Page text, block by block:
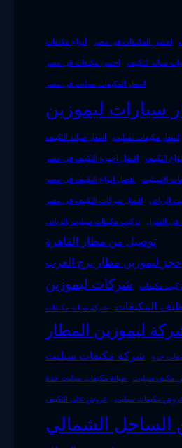
أنواع مكيفات احسن المكيفات في مصر
احسن مكيفات في مصر صيانة التكييف
اسعار المكيفات سبليت في مصر
سيارات ليموزين
اسعار صيانة التكييف اسعار مكيفات سبليت
افضل اجهزة التكييف فى مصر التكييف
افضل انواع التكييف فى مصر الاسبليت
افضل شركات التكييف في مصر الرياض
تركيب مكيفات سبليت بالرياض في المنزل
توصيل من مطار القاهرة
حجز ليموزين مطار برج العرب
شركات ليموزين مكيفات
شركة صيانة مكيفات المكيفات
ليموزين المطار
شركة مكيفات سبليت جدة
صيانة مكيفات سبليت جدة مكيف سبليت
عروض على التكييف مكيفات سبليت
الساحل الشمالي